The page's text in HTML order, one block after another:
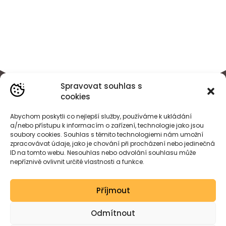
Spravovat souhlas s
cookies
Abychom poskytli co nejlepší služby, používáme k ukládání
a/nebo přístupu k informacím o zařízení, technologie jako jsou
soubory cookies. Souhlas s těmito technologiemi nám umožní
zpracovávat údaje, jako je chování při procházení nebo jedinečná
ID na tomto webu. Nesouhlas nebo odvolání souhlasu může
nepříznivě ovlivnit určité vlastnosti a funkce.
Příjmout
Odmítnout
Created by wessdesign.